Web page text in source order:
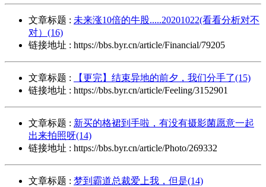
文章标题 : 未来涨10倍的牛股.....20201022(看看分析对不
对）(16)
链接地址 : https://bbs.byr.cn/article/Financial/79205
文章标题 :
【更完】结束异地的前夕，我们分手了(15)
链接地址 : https://bbs.byr.cn/article/Feeling/3152901
文章标题 : 新买的格裙到手啦，有没有摄影菌愿意一起
出来拍照呀(14)
链接地址 : https://bbs.byr.cn/article/Photo/269332
文章标题 : 梦到霸道总裁爱上我，但是(14)